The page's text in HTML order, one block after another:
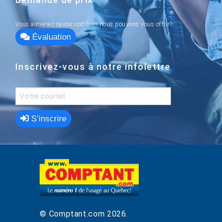
Vous aimeriez savoir combien nous pouvons vous offrir?
Évaluation
Inscrivez-vous à notre infolettre
S’inscrire
© Comptant.com 2026.